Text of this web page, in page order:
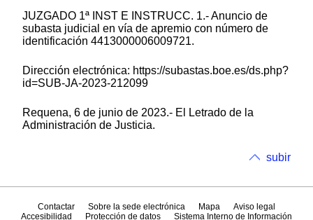
JUZGADO 1ª INST E INSTRUCC. 1.- Anuncio de
subasta judicial en vía de apremio con número de
identificación 4413000006009721.
Dirección electrónica: https://subastas.boe.es/ds.php?
id=SUB-JA-2023-212099
Requena, 6 de junio de 2023.- El Letrado de la
Administración de Justicia.
subir
Contactar Sobre la sede electrónica Mapa
Aviso legal
Accesibilidad
Protección de datos Sistema Interno de Información